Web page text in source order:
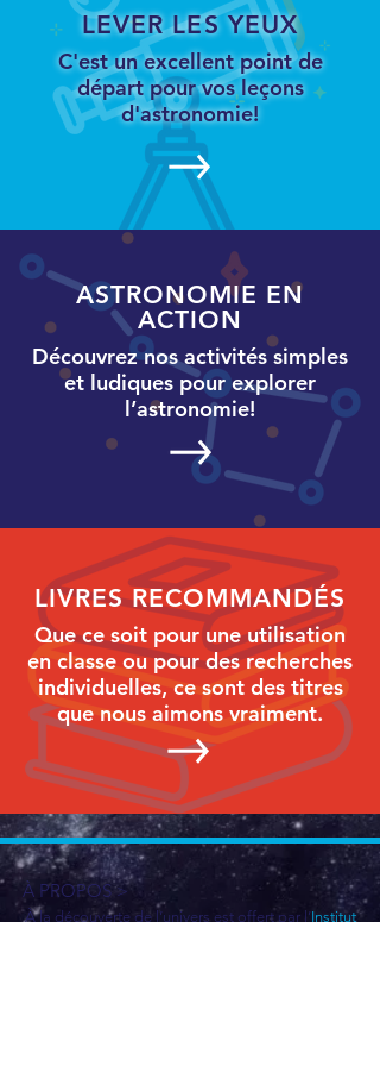
LEVER LES YEUX
C'est un excellent point de
départ pour vos leçons
d'astronomie!
ASTRONOMIE EN
ACTION
Découvrez nos activités simples
et ludiques pour explorer
l’astronomie!
LIVRES RECOMMANDÉS
Que ce soit pour une utilisation
en classe ou pour des recherches
individuelles, ce sont des titres
que nous aimons vraiment.
À PROPOS >
À la découverte de l’univers est offert par l’Institut